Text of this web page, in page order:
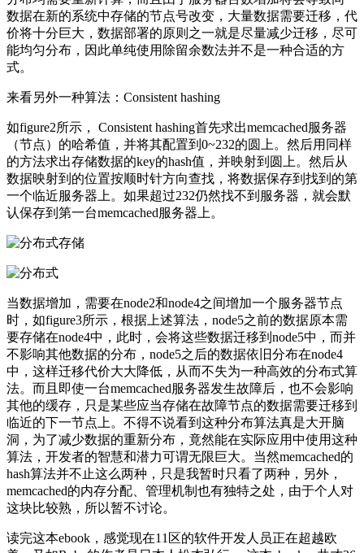
数据在新的系统中存储的节点号改变，大量数据需要迁移，代
价将十分巨大，数据部署的原则之一就是尽量减少迁移，尽可
能均匀分布，因此单纯使用除留余数法并不是一种合适的方
式。
来看另外一种算法：Consistent hashing
如figure2所示， Consistent hashing首先求出memcached服务器
（节点）的哈希值，并将其配置到0~232的圆上。然后用同样
的方法求出存储数据的key的hash值，并映射到圆上。然后从
数据映射到的位置按顺时针方向查找，将数据保存到找到的第
一个临近服务器上。如果超过232仍然找不到服务器，就会默
认保存到第一台memcached服务器上。
当数据增加，需要在node2和node4之间增加一个服务器节点
时，如figure3所示，根据上述算法，node5之前的数据原本需
要存储在node4中，此时，会将这些数据迁移到node5中，而并
不影响其他数据的分布，node5之后的数据依旧分布在node4
中，这样迁移代价大大降低，从而不失为一种高效的分布式算
法。而且即使一台memcached服务器发生故障后，也不会影响
其他的缓存，只是某些应当存储在故障节点的数据需要迁移到
临近的下一节点上。不得不说看到这种分布算法真是大开脑
洞，为了减少数据的重新分布，竟然能在实际应用中使用这种
算法，开发者的智慧和潜力可谓无限巨大。当然memcached的
hash算法并不止这么两种，只是我暂时只看了两种，另外，
memcached的内存分配、管理机制也有独特之处，由于个人对
这块比较熟，所以暂不讨论。
读完这本ebook，感觉现在11区的软件开发人员正在超越欧